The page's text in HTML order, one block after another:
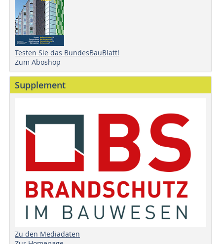
Testen Sie das BundesBauBlatt!
Zum Aboshop
Supplement
Zu den Mediadaten